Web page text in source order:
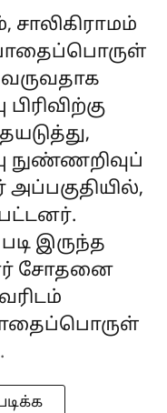
நுண்ணறிவுப்
அப்பகுதியில்,
இருந்த
சோதனை